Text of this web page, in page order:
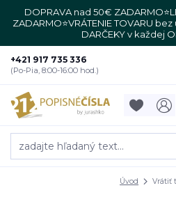
DOPRAVA nad 50€
ZADARMO⭐VRÁTENIE TOVARU
DARČEKY v každej
+421 917 735 336
(Po-Pia, 8:00-16:00 hod.)
Úvod Vrátiť